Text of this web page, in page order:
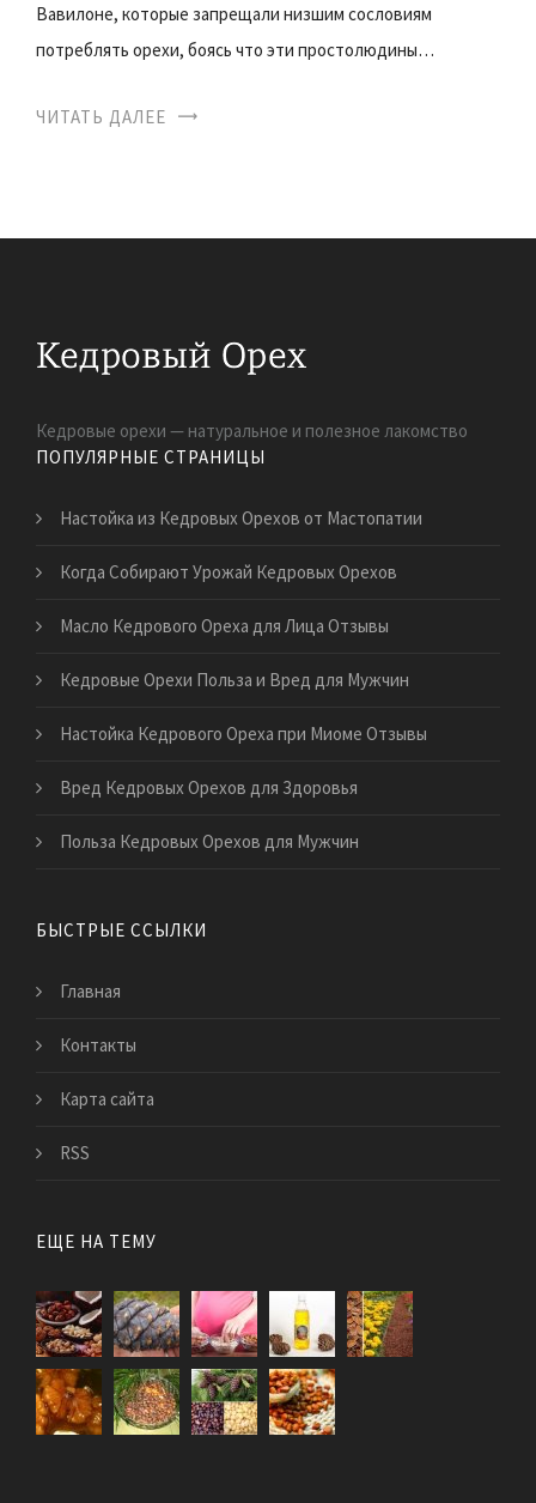
Вавилоне, которые запрещали низшим сословиям
потреблять орехи, боясь что эти простолюдины…
ЧИТАТЬ ДАЛЕЕ
Кедровые орехи — натуральное и полезное лакомство
ПОПУЛЯРНЫЕ СТРАНИЦЫ
Настойка из Кедровых Орехов от Мастопатии
Когда Собирают Урожай Кедровых Орехов
Масло Кедрового Ореха для Лица Отзывы
Кедровые Орехи Польза и Вред для Мужчин
Настойка Кедрового Ореха при Миоме Отзывы
Вред Кедровых Орехов для Здоровья
Польза Кедровых Орехов для Мужчин
БЫСТРЫЕ ССЫЛКИ
Главная
Контакты
Карта сайта
RSS
ЕЩЕ НА ТЕМУ